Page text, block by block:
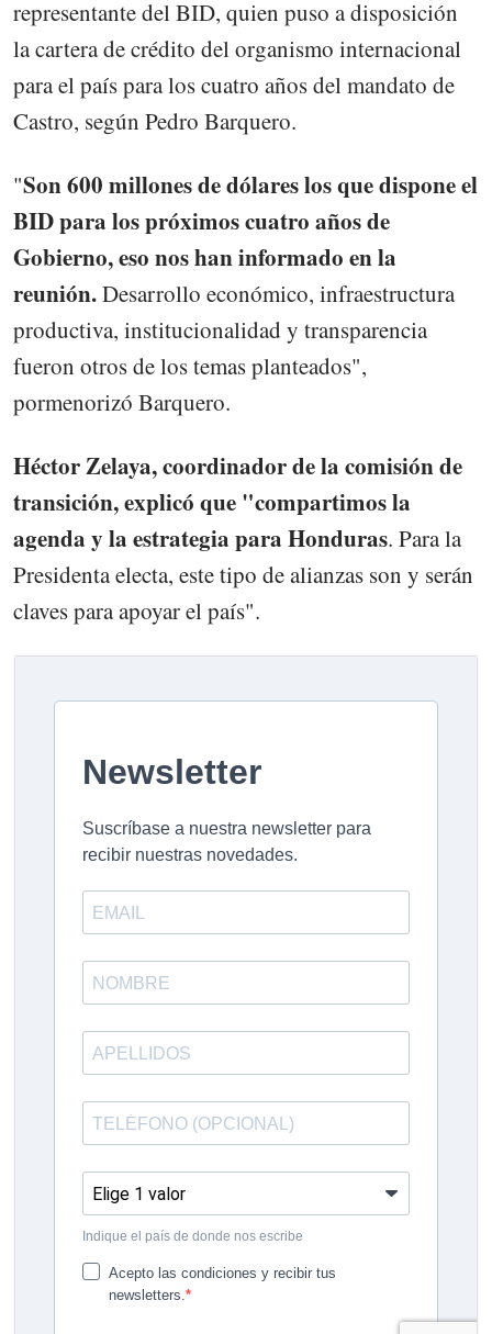
representante del BID, quien puso a disposición
la cartera de crédito del organismo internacional
para el país para los cuatro años del mandato de
Castro, según Pedro Barquero.
"Son 600 millones de dólares los que dispone el
BID para los próximos cuatro años de
Gobierno, eso nos han informado en la
reunión.Desarrollo económico, infraestructura
productiva, institucionalidad y transparencia
fueron otros de los temas planteados",
pormenorizó Barquero.
Héctor Zelaya, coordinador de la comisión de
transición, explicó que "compartimos la
agenda y la estrategia para Honduras. Para la
Presidenta electa, este tipo de alianzas son y serán
claves para apoyar el país".